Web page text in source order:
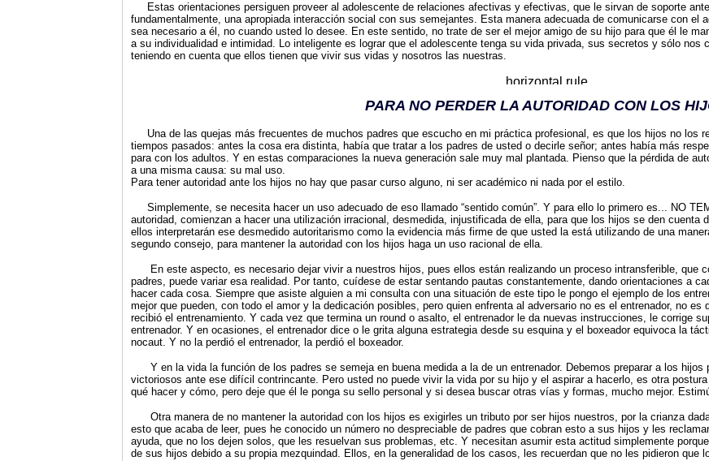
Estas orientaciones persiguen proveer al adolescente de relaciones afectivas y efectivas, que le sirvan de soporte
fundamentalmente, una apropiada interacción social con sus semejantes. Esta manera adecuada de comunicarse con el
sea necesario a él, no cuando usted lo desee. En este sentido, no trate de ser el mejor amigo de su hijo para que él le
a su individualidad e intimidad. Lo inteligente es lograr que el adolescente tenga su vida privada, sus secretos y sólo nos
teniendo en cuenta que ellos tienen que vivir sus vidas y nosotros las nuestras.
PARA NO PERDER LA AUTORIDAD CON LOS
Una de las quejas más frecuentes de muchos padres que escucho en mi práctica profesional, es que los hijos no los
tiempos pasados: antes la cosa era distinta, había que tratar a los padres de usted o decirle señor; antes había más
para con los adultos. Y en estas comparaciones la nueva generación sale muy mal plantada. Pienso que la pérdida de
a una misma causa: su mal uso.
Para tener autoridad ante los hijos no hay que pasar curso alguno, ni ser académico ni nada por el estilo.
Simplemente, se necesita hacer un uso adecuado de eso llamado “sentido común”. Y para ello lo primero es... NO
autoridad, comienzan a hacer una utilización irracional, desmedida, injustificada de ella, para que los hijos se den cuenta
ellos interpretarán ese desmedido autoritarismo como la evidencia más firme de que usted la está utilizando de una
segundo consejo, para mantener la autoridad con los hijos haga un uso racional de ella.
En este aspecto, es necesario dejar vivir a nuestros hijos, pues ellos están realizando un proceso intransferible, que
padres, puede variar esa realidad. Por tanto, cuídese de estar sentando pautas constantemente, dando orientaciones a
hacer cada cosa. Siempre que asiste alguien a mi consulta con una situación de este tipo le pongo el ejemplo de los
mejor que pueden, con todo el amor y la dedicación posibles, pero quien enfrenta al adversario no es el entrenador, no es
recibió el entrenamiento. Y cada vez que termina un round o asalto, el entrenador le da nuevas instrucciones, le corrige
entrenador. Y en ocasiones, el entrenador dice o le grita alguna estrategia desde su esquina y el boxeador equivoca la
nocaut. Y no la perdió el entrenador, la perdió el boxeador.
Y en la vida la función de los padres se semeja en buena medida a la de un entrenador. Debemos preparar a los hijos
victoriosos ante ese difícil contrincante. Pero usted no puede vivir la vida por su hijo y el aspirar a hacerlo, es otra
qué hacer y cómo, pero deje que él le ponga su sello personal y si desea buscar otras vías y formas, mucho mejor.
Otra manera de no mantener la autoridad con los hijos es exigirles un tributo por ser hijos nuestros, por la crianza
esto que acaba de leer, pues he conocido un número no despreciable de padres que cobran esto a sus hijos y les
ayuda, que no los dejen solos, que les resuelvan sus problemas, etc. Y necesitan asumir esta actitud simplemente
de sus hijos debido a su propia mezquindad. Ellos, en la generalidad de los casos, les recuerdan que no les pidieron que